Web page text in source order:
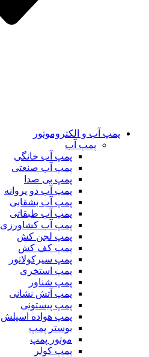
پمپ آب و الکتروموتور
پمپ آب
پمپ آب خانگی
پمپ آب صنعتی
پمپ بی صدا
پمپ آب دو پروانه
پمپ آب بشقابی
پمپ آب طبقاتی
پمپ آب کشاورزی
پمپ لجن کش
پمپ کف کش
پمپ سیرکولاتور
پمپ استخری
پمپ شناور
پمپ آتش نشانی
پمپ پیستونی
پمپ هواده اسپلش
بوستر پمپ
موتور پمپ
پمپ کولر